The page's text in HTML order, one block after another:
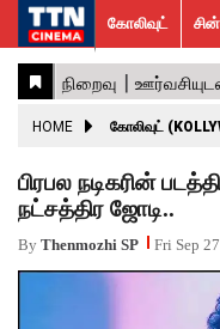
கோலிவுட்
சின்னத்திரை
பாலிவுட்
ஹாலிவுட்
அக்கம்
பக்கம்
ஸ்பெஷல்
ஸ்டோரீஸ்
விமர்சனம்
GALLERY
ACTRESS
MOVIESTILLS
EVENTS
VIDEOS
What’s
Hot
Trending
News
கோலிவுட்
HOME கோலிவுட்
பிரபல நடிகரின்
நட்சத்திர ஜோடி..
By Thenmozhi SP Fri Sep